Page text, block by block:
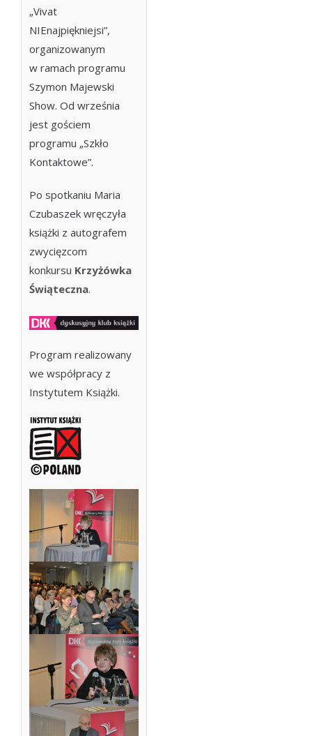
„Vivat
NIEnajpiękniejsi”,
organizowanym
w ramach programu
Szymon Majewski
Show. Od września
jest gościem
programu „Szkło
Kontaktowe”.
Po spotkaniu Maria
Czubaszek wręczyła
książki z autografem
zwycięzcom
konkursu Krzyżówka
Świąteczna.
Program realizowany
we współpracy z
Instytutem Książki.